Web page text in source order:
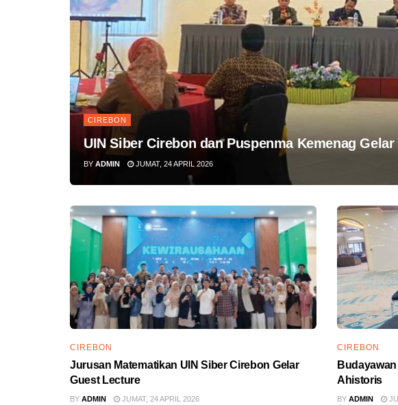
CIREBON
UIN Siber Cirebon dan Puspenma Kemenag Gelar
BY ADMIN JUMAT, 24 APRIL 2026
CIREBON
Jurusan Matematikan UIN Siber Cirebon Gelar
Guest Lecture
BY ADMIN JUMAT, 24 APRIL 2026
CIREBON
Ahistoris
BY ADMIN